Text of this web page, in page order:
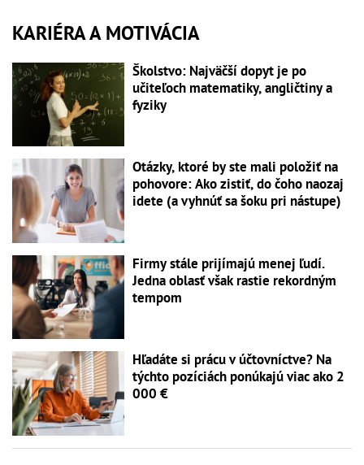
KARIÉRA A MOTIVÁCIA
Školstvo: Najväčší dopyt je po
učiteľoch matematiky, angličtiny a
fyziky
Otázky, ktoré by ste mali položiť na
pohovore: Ako zistiť, do čoho naozaj
idete (a vyhnúť sa šoku pri nástupe)
Firmy stále prijímajú menej ľudí.
Jedna oblasť však rastie rekordným
tempom
Hľadáte si prácu v účtovníctve? Na
týchto pozíciách ponúkajú viac ako 2
000 €